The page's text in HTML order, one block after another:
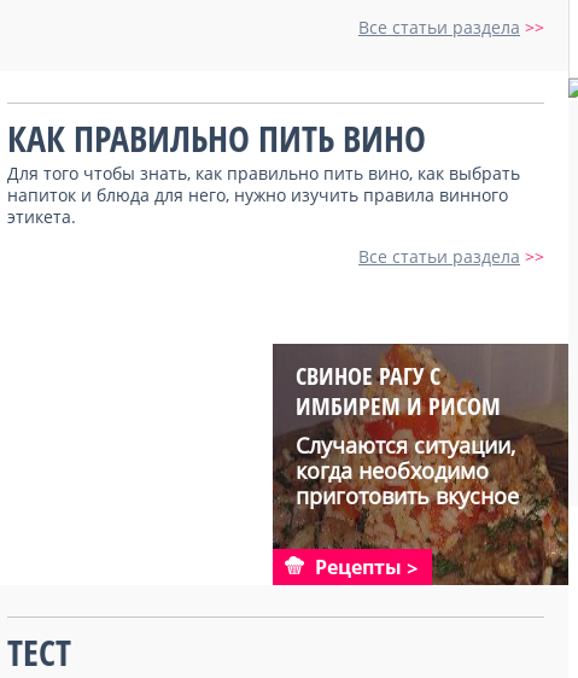
Все статьи раздела >>
КАК ПРАВИЛЬНО ПИТЬ ВИНО
Для того чтобы знать, как правильно пить вино, как выбрать
напиток и блюда для него, нужно изучить правила винного
этикета.
Все статьи раздела >>
СВИНОЕ РАГУ С
ИМБИРЕМ И РИСОМ
Случаются ситуации,
когда необходимо
приготовить вкусное
блю...
Рецепты
ТЕСТ